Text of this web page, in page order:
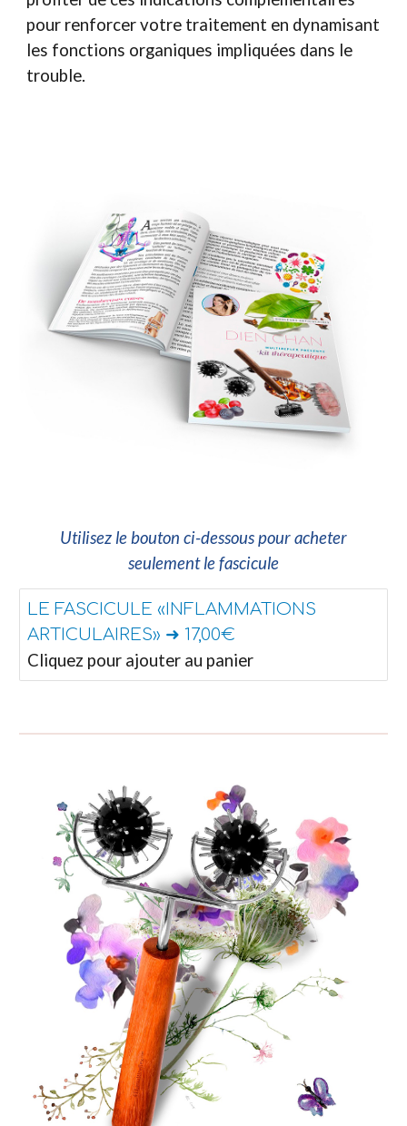
pour renforcer votre traitement en dynamisant
les fonctions organiques impliquées dans le
trouble.
Utilisez le bouton ci-dessous pour acheter
seulement le fascicule
LE FASCICULE «INFLAMMATIONS
ARTICULAIRES» ➜ 17,00€
Cliquez pour ajouter au panier